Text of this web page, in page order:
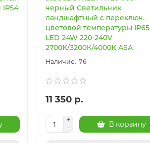
черный Светильник
ландшафтный с переключ.
цветовой температуры IP65
LED 24W 220-240V
2700К/3200К/4000К ASA
76
11 350 р.
В корзину